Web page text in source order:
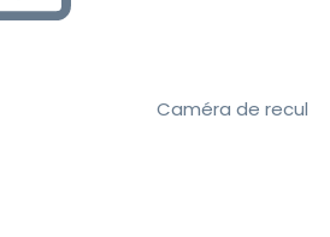
Caméra de recul